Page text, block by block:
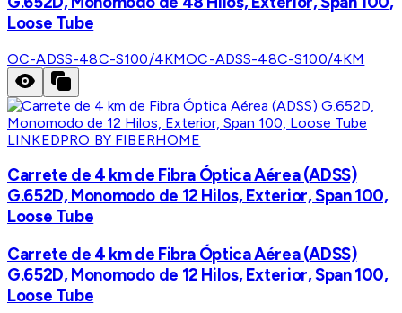
Loose Tube
OC-ADSS-48C-S100/4KMOC-ADSS-48C-S100/4KM
LINKEDPRO BY FIBERHOME
Carrete de 4 km de Fibra Óptica Aérea (ADSS)
G.652D, Monomodo de 12 Hilos, Exterior, Span 100,
Loose Tube
Carrete de 4 km de Fibra Óptica Aérea (ADSS)
G.652D, Monomodo de 12 Hilos, Exterior, Span 100,
Loose Tube